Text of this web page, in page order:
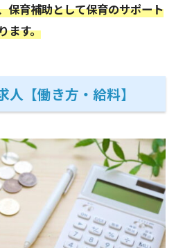
保育補助として保育のサポート
ます。
人【働き方・給料】